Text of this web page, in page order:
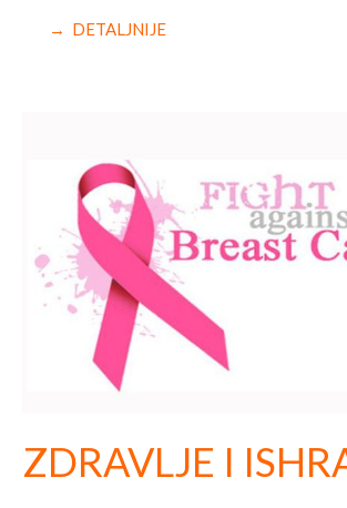
→ DETALJNIJE
ZDRAVLJE I